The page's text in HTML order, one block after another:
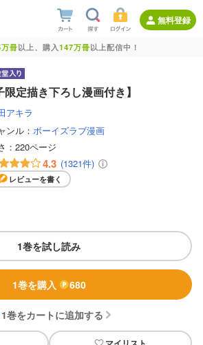
無料登録
冊以上、購入147万冊以上配信中！
定描き下ろし漫画付き】
アキラ
ンル： ボーイズラブ漫画
： 220ページ
4.3 (1321件)
レビューを書く
1巻を試し読み
1巻を購入 680
1巻をカートに追加する